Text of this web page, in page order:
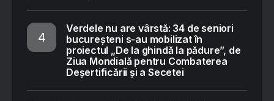
Verdele nu are vârstă: 34 de seniori
bucureșteni s-au mobilizat în
proiectul „De la ghindă la pădure”, de
Ziua Mondială pentru Combaterea
Deșertificării și a Secetei